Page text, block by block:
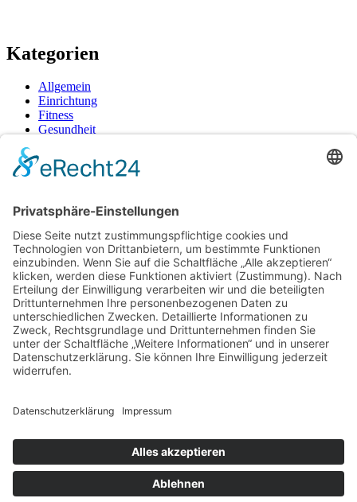
Kategorien
Allgemein
Einrichtung
Fitness
Gesundheit
Neueste Beiträge
Dein Cannabis-Homegrow: Wie du mit stabiler Genetik und
Frische Snacks unterwegs: So bleibt alles knackig und
hygienisch verpackt
So bringt gezieltes Wassertraining Rücken und Gelenke auf
Touren – ohne Überlastung
So bleibt Ihre Bettdecke auch nach Jahren noch formstabil
und temperaturausgleichend
Wenn medizinische Fehler zum Kampf werden: Ihre Rechte
kennen und durchsetzen
Schlagwörter
Arbeitsplatz cbd online
Sling Trainer SportStress
Verein Vitalität Wasserbett Winter Zufrieden
Copyright © 2026 Dein Gesundheits-Portal